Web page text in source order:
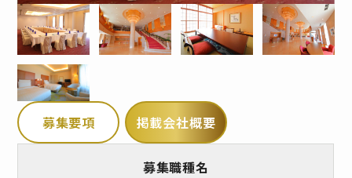
募集要項 掲載会社概要
募集職種名